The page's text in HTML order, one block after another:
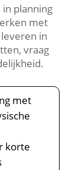
planning
met
in
vraag
met
korte